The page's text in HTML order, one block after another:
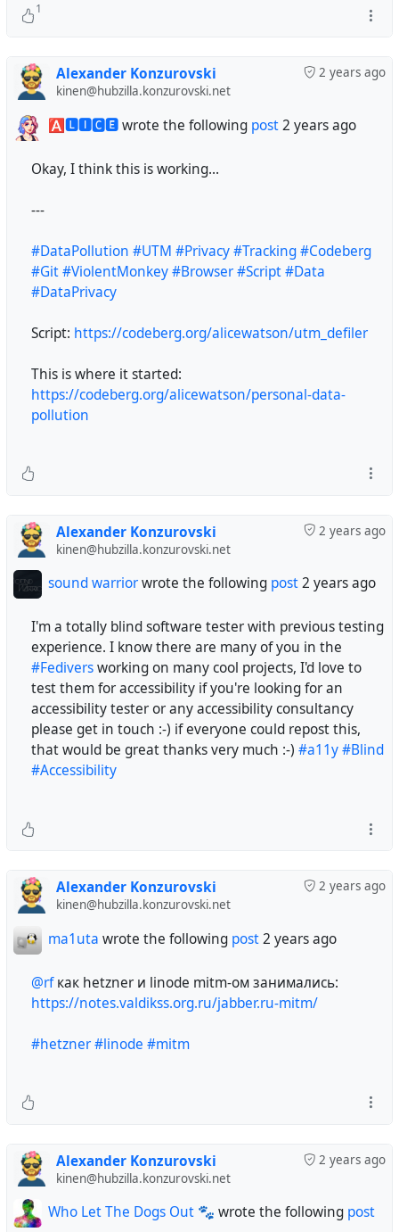
1
2 years ago
Alexander Konzurovski
kinen@hubzilla.konzurovski.net
🅰🅻🅸🅲🅴wrote the following post2 years ago
Okay, I think this is working...
---
#DataPollution #UTM #Privacy#Tracking#Codeberg
#Git#ViolentMonkey#Browser#Script#Data
#DataPrivacy
Script: https://codeberg.org/alicewatson/utm_defiler
This is where it started:
https://codeberg.org/alicewatson/personal-data-
pollution
2 years ago
Alexander Konzurovski
kinen@hubzilla.konzurovski.net
sound warriorwrote the following post2 years ago
I'm a totally blind software tester with previous testing
experience. I know there are many of you in the
#Fediversworking on many cool projects, I'd love to
test them for accessibility if you're looking for an
accessibility tester or any accessibility consultancy
please get in touch :-) if everyone could repost this,
that would be great thanks very much :-) #a11y#Blind
#Accessibility
2 years ago
Alexander Konzurovski
kinen@hubzilla.konzurovski.net
ma1uta wrote the following post2 years ago
@rfкак hetzner и linode mitm-ом занимались:
https://notes.valdikss.org.ru/jabber.ru-mitm/
#hetzner#linode #mitm
2 years ago
Alexander Konzurovski
kinen@hubzilla.konzurovski.net
Who Let The Dogs Out 🐾 wrote the following post